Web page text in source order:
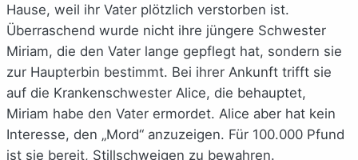
Hause, weil ihr Vater plötzlich verstorben ist.
Überraschend wurde nicht ihre jüngere Schwester
Miriam, die den Vater lange gepflegt hat, sondern sie
zur Haupterbin bestimmt. Bei ihrer Ankunft trifft sie
auf die Krankenschwester Alice, die behauptet,
Miriam habe den Vater ermordet. Alice aber hat kein
Interesse, den „Mord“ anzuzeigen. Für 100.000 Pfund
ist sie bereit, Stillschweigen zu bewahren.